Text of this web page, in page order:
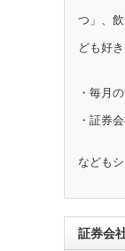
つ」、
ども好き
・毎月
・証券
なども
証券会